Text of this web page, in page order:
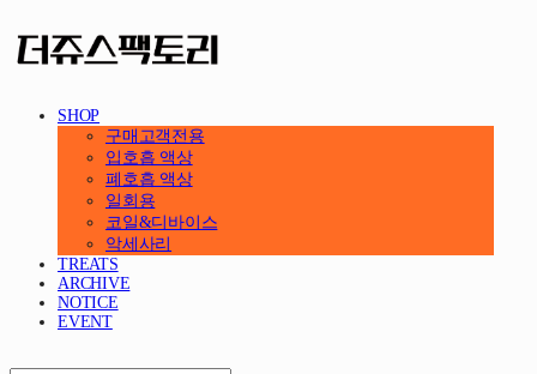
SHOP
구매고객전용
입호흡 액상
폐호흡 액상
일회용
코일&디바이스
악세사리
TREATS
ARCHIVE
NOTICE
EVENT